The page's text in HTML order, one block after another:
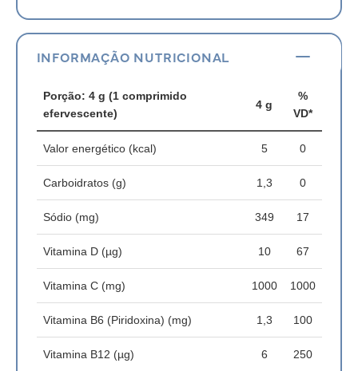
INFORMAÇÃO NUTRICIONAL
Porção: 4 g (1 comprimido
efervescente)
4 g
%
VD*
Valor energético (kcal) 5 0
Carboidratos (g) 1,3 0
Sódio (mg) 349 17
Vitamina D (µg) 10 67
Vitamina C (mg) 1000 1000
Vitamina B6 (Piridoxina) (mg) 1,3 100
Vitamina B12 (µg) 6 250